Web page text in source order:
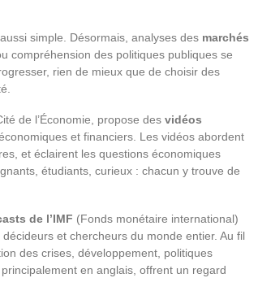
simple. Désormais, analyses des marchés
compréhension des politiques publiques se
rien de mieux que de choisir des
de l’Économie, propose des vidéos
et financiers. Les vidéos abordent
et éclairent les questions économiques
étudiants, curieux : chacun y trouve de
de l’IMF (Fonds monétaire international)
et chercheurs du monde entier. Au fil
des crises, développement, politiques
en anglais, offrent un regard